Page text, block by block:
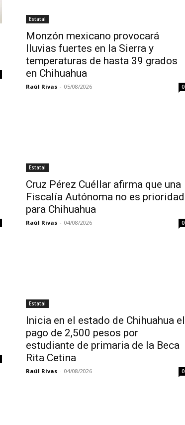
Estatal
Monzón mexicano provocará
lluvias fuertes en la Sierra y
temperaturas de hasta 39 grados
en Chihuahua
Raúl Rivas - 05/08/2026 0
Estatal
Cruz Pérez Cuéllar afirma que una
Fiscalía Autónoma no es prioridad
para Chihuahua
Raúl Rivas - 04/08/2026 0
Estatal
Inicia en el estado de Chihuahua el
pago de 2,500 pesos por
estudiante de primaria de la Beca
Rita Cetina
Raúl Rivas - 04/08/2026 0